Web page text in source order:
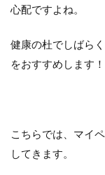
心配ですよね。
健康の杜でしばら
をおすすめします！
こちらでは、マイ
してきます。